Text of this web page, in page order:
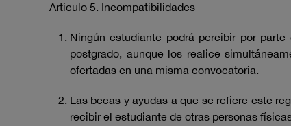
Artículo 5. Incompatibilidades
Ningún estudiante podrá percibir por
postgrado, aunque los realice
ofertadas en una misma convocatoria.
Las becas y ayudas a que se refiere este
recibir el estudiante de otras personas